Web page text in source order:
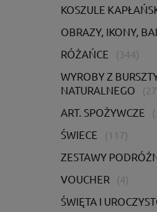
KOSZULE
OBRAZY, IKONY,
RÓŻAŃCE (344)
WYROBY Z
NATURALNEGO
ART. SPOŻYWCZE
ŚWIECE (117)
ZESTAWY
VOUCHER (4)
ŚWIĘTA I